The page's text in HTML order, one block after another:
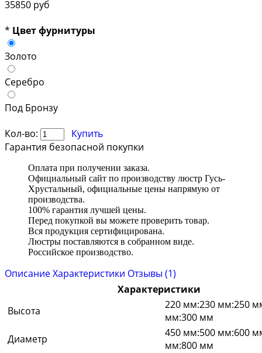
35850 руб
* Цвет фурнитуры
Золото
Серебро
Под Бронзу
Кол-во:
Купить
Гарантия безопасной покупки
Оплата при получении заказа.
Официальный сайт по производству люстр Гусь-
Хрустальный, официальные цены напрямую от
производства.
100% гарантия лучшей цены.
Перед покупкой вы можете проверить товар.
Вся продукция сертифицирована.
Люстры поставляются в собранном виде.
Российское производство.
ОписаниеХарактеристики Отзывы (1)
Характеристики
Высота
220 мм:230 мм:250
мм:300 мм
Диаметр
450 мм:500 мм:600
мм:800 мм